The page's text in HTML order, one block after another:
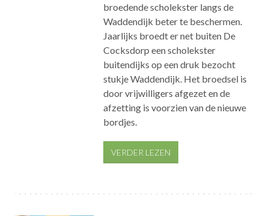
broedende scholekster langs de
Waddendijk beter te beschermen.
Jaarlijks broedt er net buiten De
Cocksdorp een scholekster
buitendijks op een druk bezocht
stukje Waddendijk. Het broedsel is
door vrijwilligers afgezet en de
afzetting is voorzien van de nieuwe
bordjes.
VERDER LEZEN